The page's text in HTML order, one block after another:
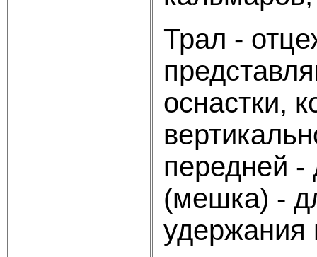
Трал -
оснастки,
передней -
(мешка) -
удержания